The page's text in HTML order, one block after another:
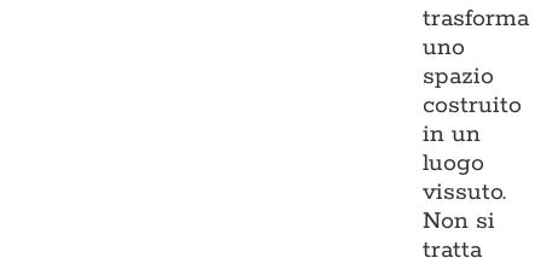
trasforma
uno
spazio
costruito
in un
luogo
vissuto.
Non si
tratta